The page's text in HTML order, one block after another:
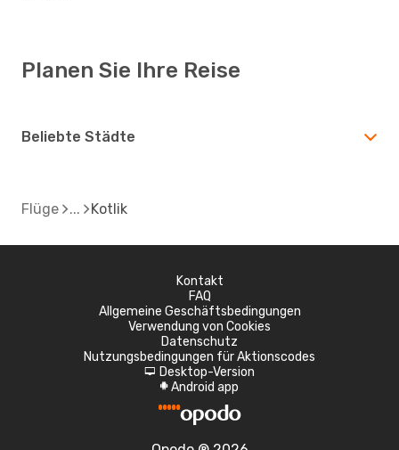
Planen Sie Ihre Reise
Beliebte Städte
Flüge Kotlik
Kontakt
FAQ
Allgemeine Geschäftsbedingungen
Verwendung von Cookies
Datenschutz
Nutzungsbedingungen für Aktionscodes
d Desktop-Version
A Android app